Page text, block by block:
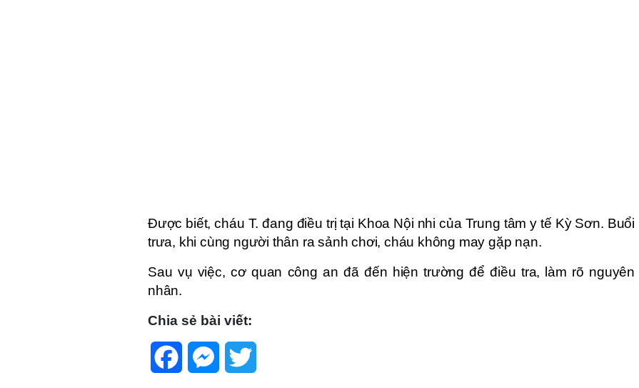
Được biết, cháu T. đang điều trị tại Khoa Nội nhi của Trung tâm y tế Kỳ Sơn. Buổi
trưa, khi cùng người thân ra sảnh chơi, cháu không may gặp nạn.
Sau vụ việc, cơ quan công an đã đến hiện trường để điều tra, làm rõ nguyên
nhân.
Chia sẻ bài viết:
FacebookMessenger